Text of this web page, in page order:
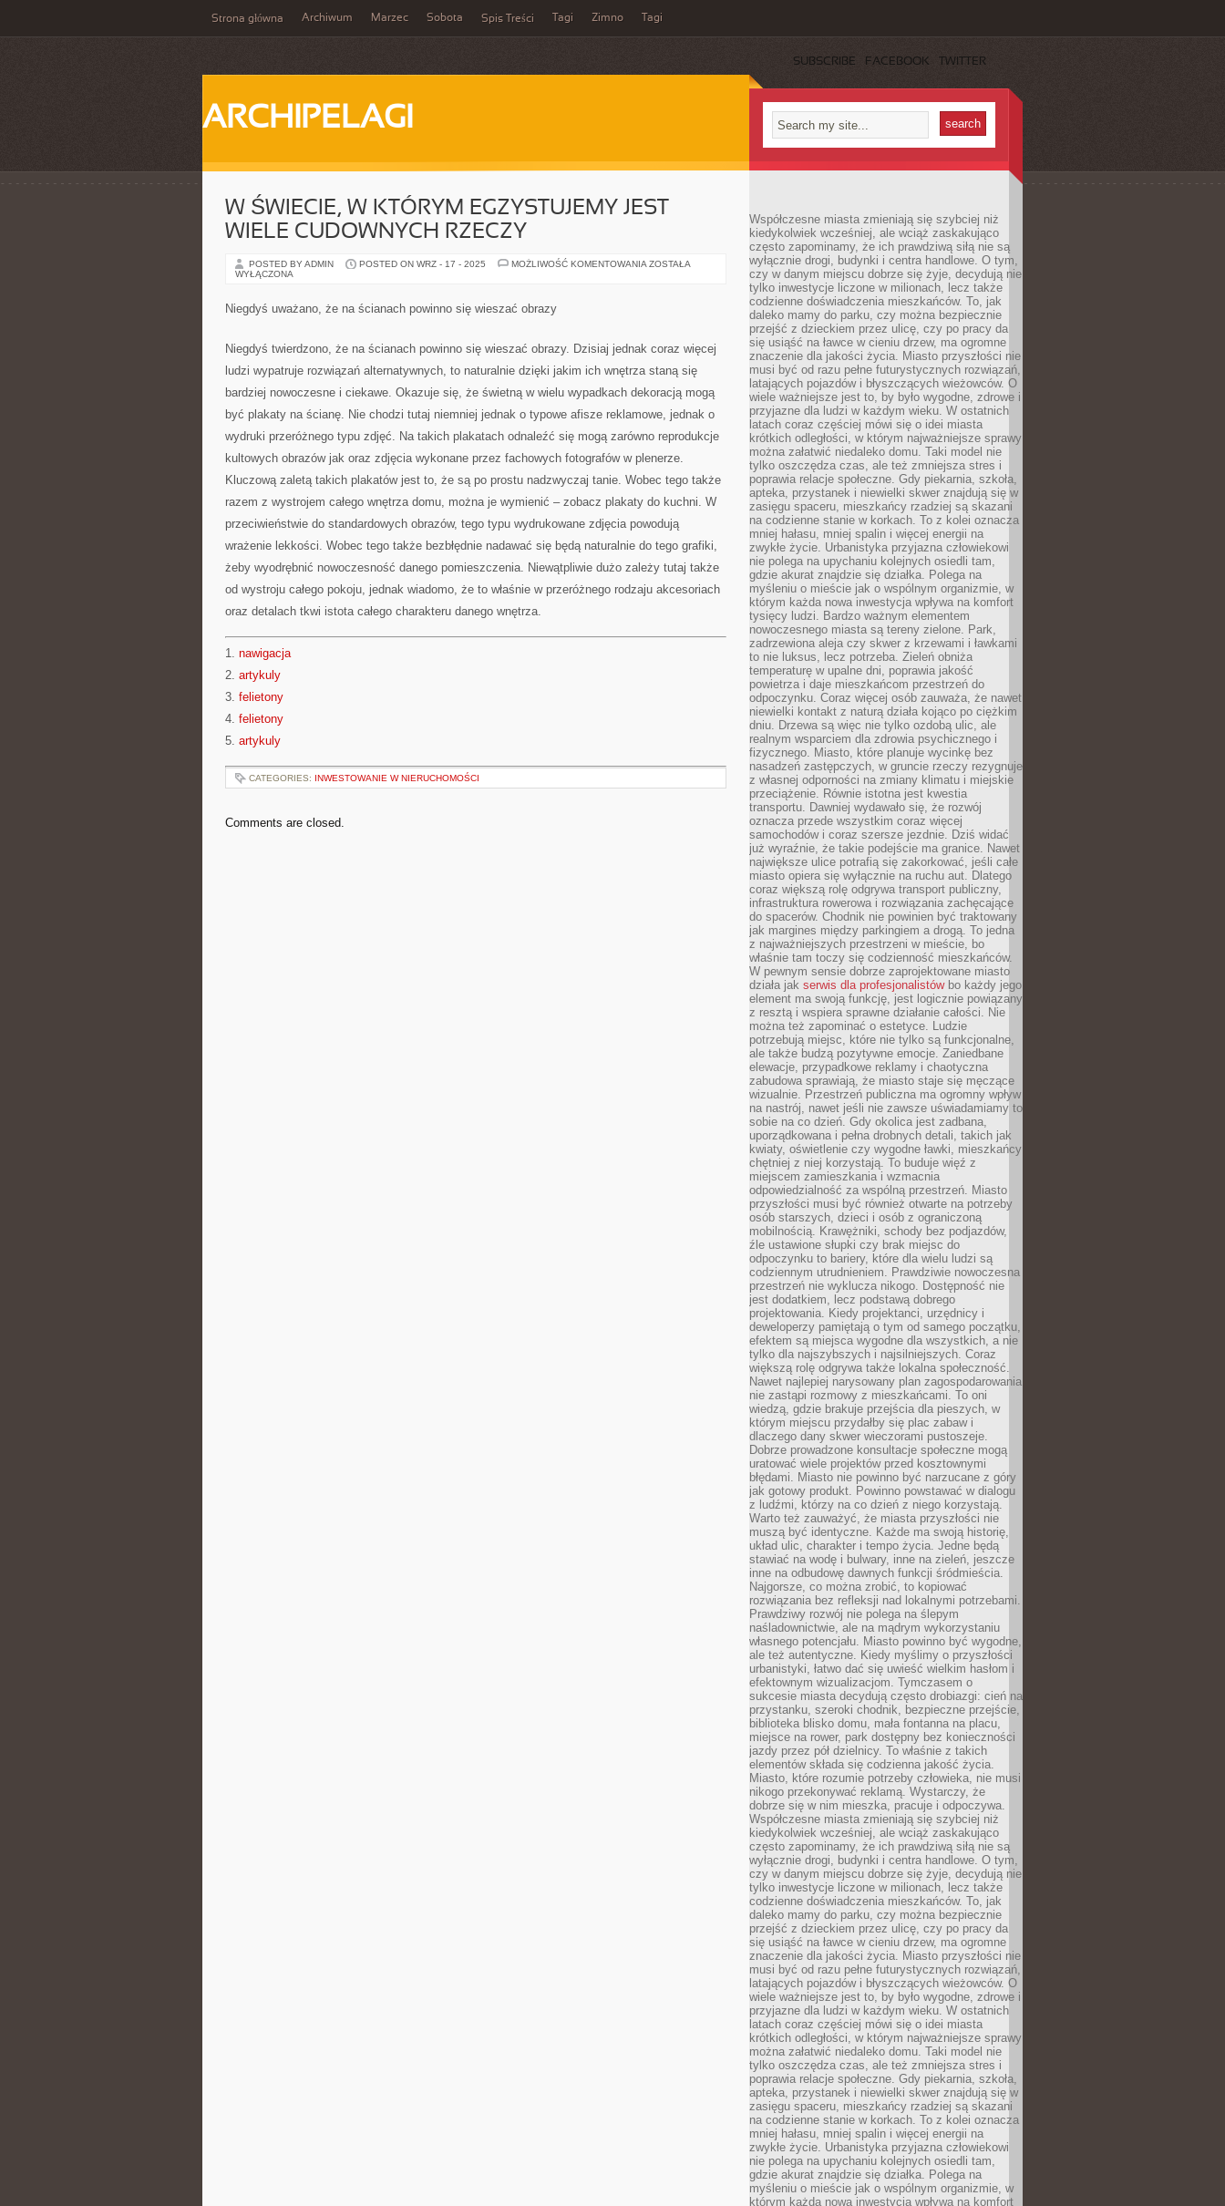
Strona główna Archiwum Marzec Sobota Spis Treści Tagi Zimno Tagi
SUBSCRIBE FACEBOOK TWITTER
ARCHIPELAGI
W ŚWIECIE, W KTÓRYM EGZYSTUJEMY JEST
WIELE CUDOWNYCH RZECZY
POSTED BY ADMIN POSTED ON WRZ - 17 - 2025 MOŻLIWOŚĆ KOMENTOWANIA W
ZOSTAŁA
WYŁĄCZONA
Niegdyś uważano, że na ścianach powinno się wieszać obrazy
Niegdyś twierdzono, że na ścianach powinno się wieszać obrazy. Dzisiaj jednak coraz więcej
ludzi wypatruje rozwiązań alternatywnych, to naturalnie dzięki jakim ich wnętrza staną się
bardziej nowoczesne i ciekawe. Okazuje się, że świetną w wielu wypadkach dekoracją mogą
być plakaty na ścianę. Nie chodzi tutaj niemniej jednak o typowe afisze reklamowe, jednak o
wydruki przeróżnego typu zdjęć. Na takich plakatach odnaleźć się mogą zarówno reprodukcje
kultowych obrazów jak oraz zdjęcia wykonane przez fachowych fotografów w plenerze.
Kluczową zaletą takich plakatów jest to, że są po prostu nadzwyczaj tanie. Wobec tego także
razem z wystrojem całego wnętrza domu, można je wymienić – zobacz plakaty do kuchni. W
przeciwieństwie do standardowych obrazów, tego typu wydrukowane zdjęcia powodują
wrażenie lekkości. Wobec tego także bezbłędnie nadawać się będą naturalnie do tego grafiki,
żeby wyodrębnić nowoczesność danego pomieszczenia. Niewątpliwie dużo zależy tutaj także
od wystroju całego pokoju, jednak wiadomo, że to właśnie w przeróżnego rodzaju akcesoriach
oraz detalach tkwi istota całego charakteru danego wnętrza.
1. nawigacja
2. artykuly
3. felietony
4. felietony
5. artykuly
CATEGORIES: INWESTOWANIE W NIERUCHOMOŚCI
Comments are closed.
Współczesne miasta zmieniają się szybciej niż
kiedykolwiek wcześniej, ale wciąż zaskakująco
często zapominamy, że ich prawdziwą siłą nie są
wyłącznie drogi, budynki i centra handlowe. O tym,
czy w danym miejscu dobrze się żyje, decydują nie
tylko inwestycje liczone w milionach, lecz także
codzienne doświadczenia mieszkańców. To, jak
daleko mamy do parku, czy można bezpiecznie
przejść z dzieckiem przez ulicę, czy po pracy da
się usiąść na ławce w cieniu drzew, ma ogromne
znaczenie dla jakości życia. Miasto przyszłości nie
musi być od razu pełne futurystycznych rozwiązań,
latających pojazdów i błyszczących wieżowców. O
wiele ważniejsze jest to, by było wygodne, zdrowe i
przyjazne dla ludzi w każdym wieku. W ostatnich
latach coraz częściej mówi się o idei miasta
krótkich odległości, w którym najważniejsze sprawy
można załatwić niedaleko domu. Taki model nie
tylko oszczędza czas, ale też zmniejsza stres i
poprawia relacje społeczne. Gdy piekarnia, szkoła,
apteka, przystanek i niewielki skwer znajdują się w
zasięgu spaceru, mieszkańcy rzadziej są skazani
na codzienne stanie w korkach. To z kolei oznacza
mniej hałasu, mniej spalin i więcej energii na
zwykłe życie. Urbanistyka przyjazna człowiekowi
nie polega na upychaniu kolejnych osiedli tam,
gdzie akurat znajdzie się działka. Polega na
myśleniu o mieście jak o wspólnym organizmie, w
którym każda nowa inwestycja wpływa na komfort
tysięcy ludzi. Bardzo ważnym elementem
nowoczesnego miasta są tereny zielone. Park,
zadrzewiona aleja czy skwer z krzewami i ławkami
to nie luksus, lecz potrzeba. Zieleń obniża
temperaturę w upalne dni, poprawia jakość
powietrza i daje mieszkańcom przestrzeń do
odpoczynku. Coraz więcej osób zauważa, że nawet
niewielki kontakt z naturą działa kojąco po ciężkim
dniu. Drzewa są więc nie tylko ozdobą ulic, ale
realnym wsparciem dla zdrowia psychicznego i
fizycznego. Miasto, które planuje wycinkę bez
nasadzeń zastępczych, w gruncie rzeczy rezygnuje
z własnej odporności na zmiany klimatu i miejskie
przeciążenie. Równie istotna jest kwestia
transportu. Dawniej wydawało się, że rozwój
oznacza przede wszystkim coraz więcej
samochodów i coraz szersze jezdnie. Dziś widać
już wyraźnie, że takie podejście ma granice. Nawet
największe ulice potrafią się zakorkować, jeśli całe
miasto opiera się wyłącznie na ruchu aut. Dlatego
coraz większą rolę odgrywa transport publiczny,
infrastruktura rowerowa i rozwiązania zachęcające
do spacerów. Chodnik nie powinien być traktowany
jak margines między parkingiem a drogą. To jedna
z najważniejszych przestrzeni w mieście, bo
właśnie tam toczy się codzienność mieszkańców.
W pewnym sensie dobrze zaprojektowane miasto
działa jak serwis dla profesjonalistówbo każdy jego
element ma swoją funkcję, jest logicznie powiązany
z resztą i wspiera sprawne działanie całości. Nie
można też zapominać o estetyce. Ludzie
potrzebują miejsc, które nie tylko są funkcjonalne,
ale także budzą pozytywne emocje. Zaniedbane
elewacje, przypadkowe reklamy i chaotyczna
zabudowa sprawiają, że miasto staje się męczące
wizualnie. Przestrzeń publiczna ma ogromny wpływ
na nastrój, nawet jeśli nie zawsze uświadamiamy to
sobie na co dzień. Gdy okolica jest zadbana,
uporządkowana i pełna drobnych detali, takich jak
kwiaty, oświetlenie czy wygodne ławki, mieszkańcy
chętniej z niej korzystają. To buduje więź z
miejscem zamieszkania i wzmacnia
odpowiedzialność za wspólną przestrzeń. Miasto
przyszłości musi być również otwarte na potrzeby
osób starszych, dzieci i osób z ograniczoną
mobilnością. Krawężniki, schody bez podjazdów,
źle ustawione słupki czy brak miejsc do
odpoczynku to bariery, które dla wielu ludzi są
codziennym utrudnieniem. Prawdziwie nowoczesna
przestrzeń nie wyklucza nikogo. Dostępność nie
jest dodatkiem, lecz podstawą dobrego
projektowania. Kiedy projektanci, urzędnicy i
deweloperzy pamiętają o tym od samego początku,
efektem są miejsca wygodne dla wszystkich, a nie
tylko dla najszybszych i najsilniejszych. Coraz
większą rolę odgrywa także lokalna społeczność.
Nawet najlepiej narysowany plan zagospodarowania
nie zastąpi rozmowy z mieszkańcami. To oni
wiedzą, gdzie brakuje przejścia dla pieszych, w
którym miejscu przydałby się plac zabaw i
dlaczego dany skwer wieczorami pustoszeje.
Dobrze prowadzone konsultacje społeczne mogą
uratować wiele projektów przed kosztownymi
błędami. Miasto nie powinno być narzucane z góry
jak gotowy produkt. Powinno powstawać w dialogu
z ludźmi, którzy na co dzień z niego korzystają.
Warto też zauważyć, że miasta przyszłości nie
muszą być identyczne. Każde ma swoją historię,
układ ulic, charakter i tempo życia. Jedne będą
stawiać na wodę i bulwary, inne na zieleń, jeszcze
inne na odbudowę dawnych funkcji śródmieścia.
Najgorsze, co można zrobić, to kopiować
rozwiązania bez refleksji nad lokalnymi potrzebami.
Prawdziwy rozwój nie polega na ślepym
naśladownictwie, ale na mądrym wykorzystaniu
własnego potencjału. Miasto powinno być wygodne,
ale też autentyczne. Kiedy myślimy o przyszłości
urbanistyki, łatwo dać się uwieść wielkim hasłom i
efektownym wizualizacjom. Tymczasem o
sukcesie miasta decydują często drobiazgi: cień na
przystanku, szeroki chodnik, bezpieczne przejście,
biblioteka blisko domu, mała fontanna na placu,
miejsce na rower, park dostępny bez konieczności
jazdy przez pół dzielnicy. To właśnie z takich
elementów składa się codzienna jakość życia.
Miasto, które rozumie potrzeby człowieka, nie musi
nikogo przekonywać reklamą. Wystarczy, że
dobrze się w nim mieszka, pracuje i odpoczywa.
Współczesne miasta zmieniają się szybciej niż
kiedykolwiek wcześniej, ale wciąż zaskakująco
często zapominamy, że ich prawdziwą siłą nie są
wyłącznie drogi, budynki i centra handlowe. O tym,
czy w danym miejscu dobrze się żyje, decydują nie
tylko inwestycje liczone w milionach, lecz także
codzienne doświadczenia mieszkańców. To, jak
daleko mamy do parku, czy można bezpiecznie
przejść z dzieckiem przez ulicę, czy po pracy da
się usiąść na ławce w cieniu drzew, ma ogromne
znaczenie dla jakości życia. Miasto przyszłości nie
musi być od razu pełne futurystycznych rozwiązań,
latających pojazdów i błyszczących wieżowców. O
wiele ważniejsze jest to, by było wygodne, zdrowe i
przyjazne dla ludzi w każdym wieku. W ostatnich
latach coraz częściej mówi się o idei miasta
krótkich odległości, w którym najważniejsze sprawy
można załatwić niedaleko domu. Taki model nie
tylko oszczędza czas, ale też zmniejsza stres i
poprawia relacje społeczne. Gdy piekarnia, szkoła,
apteka, przystanek i niewielki skwer znajdują się w
zasięgu spaceru, mieszkańcy rzadziej są skazani
na codzienne stanie w korkach. To z kolei oznacza
mniej hałasu, mniej spalin i więcej energii na
zwykłe życie. Urbanistyka przyjazna człowiekowi
nie polega na upychaniu kolejnych osiedli tam,
gdzie akurat znajdzie się działka. Polega na
myśleniu o mieście jak o wspólnym organizmie, w
którym każda nowa inwestycja wpływa na komfort